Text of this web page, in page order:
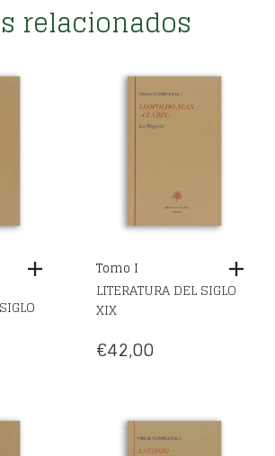
relacionados
Tomo I
LITERATURA DEL SIGLO
XIX
€42,00